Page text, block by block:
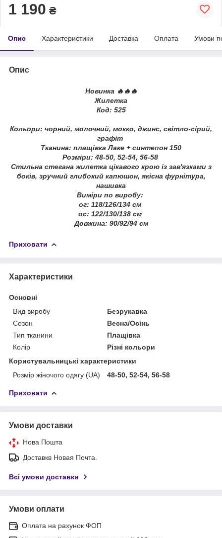
1 190 ₴
Опис Характеристики Доставка Оплата Умови
Опис
Новинка 🔥🔥🔥
Жилетка
Код: 525
Кольори: чорний, молочний, мокко, джинс, світло-сірий,
графіт
Тканина: плащівка Лаке + синтепон 150
Розміри: 48-50, 52-54, 56-58
Стильна стегана жилетка цікавого крою із зав'язками з
боків, зручний глибокий капюшон, якісна фурнітура,
нашивка
Виміри по виробу:
ог: 118/126/134 см
ос: 122/130/138 см
Довжина: 90/92/94 см
Приховати
Характеристики
Основні
Вид виробу
Безрукавка
Сезон
Весна/Осінь
Тип тканини
Плащівка
Колір
Різні кольори
Користувальницькі характеристики
Розмір жіночого одягу (UA)
48-50, 52-54, 56-58
Приховати
Умови доставки
Нова Пошта
Доставкв Новая Почта.
Всі умови доставки
Умови оплати
Оплата на рахунок ФОП